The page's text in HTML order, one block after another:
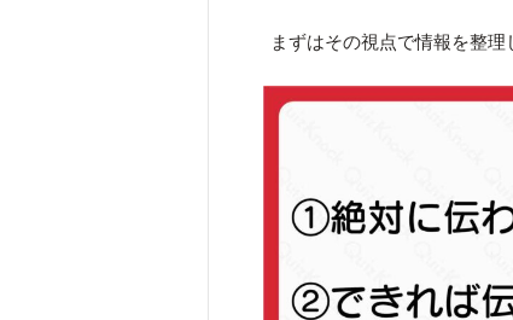
まずはその視点で情報を整理